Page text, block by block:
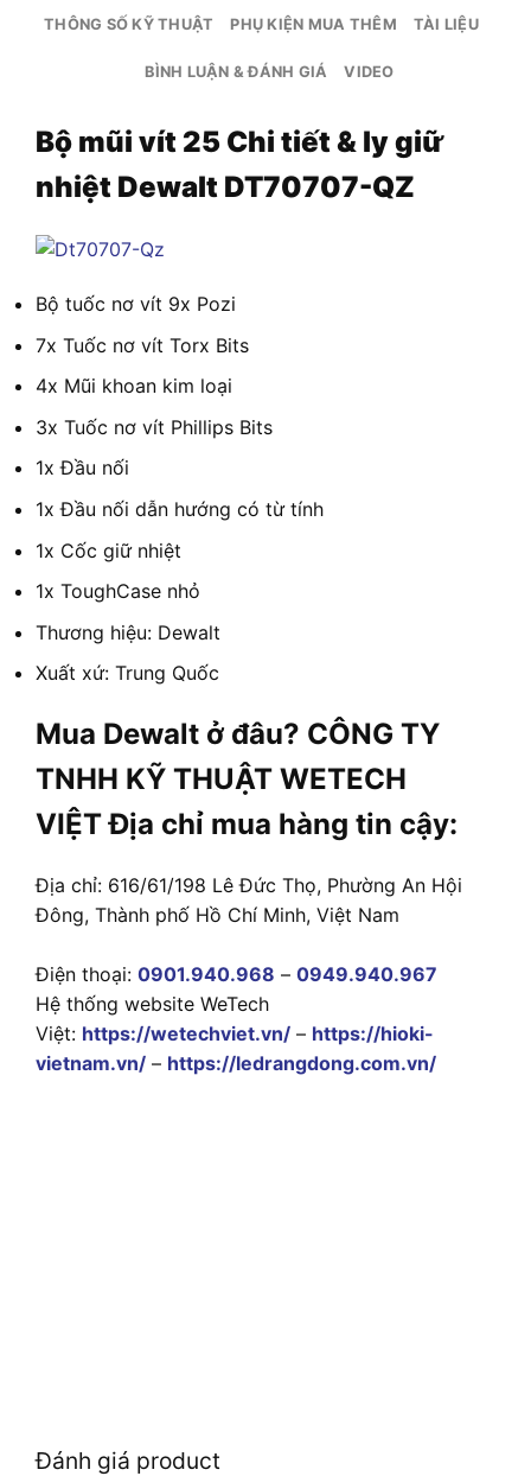
THÔNG SỐ KỸ THUẬT PHỤ KIỆN MUA THÊM TÀI LIỆU
BÌNH LUẬN & ĐÁNH GIÁ VIDEO
Bộ mũi vít 25 Chi tiết & ly giữ
nhiệt Dewalt DT70707-QZ
Bộ tuốc nơ vít 9x Pozi
7x Tuốc nơ vít Torx Bits
4x Mũi khoan kim loại
3x Tuốc nơ vít Phillips Bits
1x Đầu nối
1x Đầu nối dẫn hướng có từ tính
1x Cốc giữ nhiệt
1x ToughCase nhỏ
Thương hiệu: Dewalt
Xuất xứ: Trung Quốc
Mua Dewalt ở đâu? CÔNG TY
TNHH KỸ THUẬT WETECH
VIỆT Địa chỉ mua hàng tin cậy:
Địa chỉ: 616/61/198 Lê Đức Thọ, Phường An Hội
Đông, Thành phố Hồ Chí Minh, Việt Nam
Điện thoại: 0901.940.968 – 0949.940.967
Hệ thống website WeTech
Việt: https://wetechviet.vn/ – https://hioki-
vietnam.vn/ – https://ledrangdong.com.vn/
Đánh giá product